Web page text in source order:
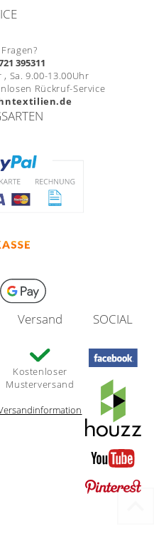
395311
Sa. 9.00-13.00Uhr
Rückruf-Service
Versand
Kostenloser
Musterversand
SOCIAL